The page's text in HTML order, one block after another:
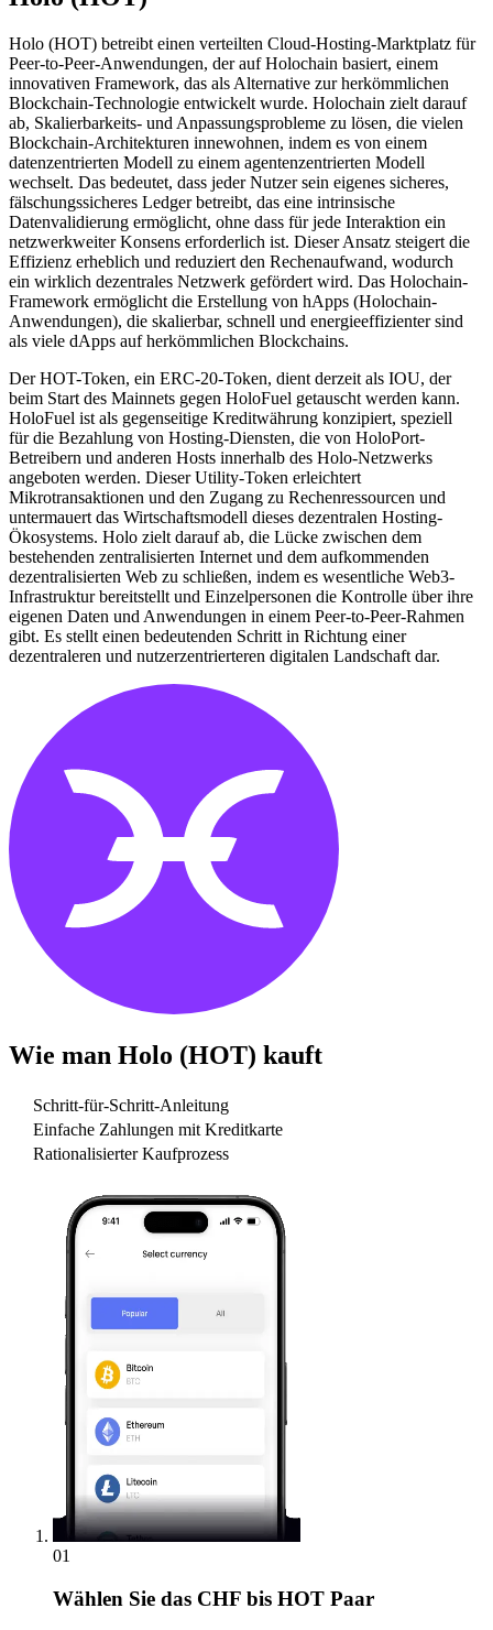
Holo (HOT) betreibt einen verteilten Cloud-Hosting-Marktplatz für
Peer-to-Peer-Anwendungen, der auf Holochain basiert, einem
innovativen Framework, das als Alternative zur herkömmlichen
Blockchain-Technologie entwickelt wurde. Holochain zielt darauf
ab, Skalierbarkeits- und Anpassungsprobleme zu lösen, die vielen
Blockchain-Architekturen innewohnen, indem es von einem
datenzentrierten Modell zu einem agentenzentrierten Modell
wechselt. Das bedeutet, dass jeder Nutzer sein eigenes sicheres,
fälschungssicheres Ledger betreibt, das eine intrinsische
Datenvalidierung ermöglicht, ohne dass für jede Interaktion ein
netzwerkweiter Konsens erforderlich ist. Dieser Ansatz steigert die
Effizienz erheblich und reduziert den Rechenaufwand, wodurch
ein wirklich dezentrales Netzwerk gefördert wird. Das Holochain-
Framework ermöglicht die Erstellung von hApps (Holochain-
Anwendungen), die skalierbar, schnell und energieeffizienter sind
als viele dApps auf herkömmlichen Blockchains.
Der HOT-Token, ein ERC-20-Token, dient derzeit als IOU, der
beim Start des Mainnets gegen HoloFuel getauscht werden kann.
HoloFuel ist als gegenseitige Kreditwährung konzipiert, speziell
für die Bezahlung von Hosting-Diensten, die von HoloPort-
Betreibern und anderen Hosts innerhalb des Holo-Netzwerks
angeboten werden. Dieser Utility-Token erleichtert
Mikrotransaktionen und den Zugang zu Rechenressourcen und
untermauert das Wirtschaftsmodell dieses dezentralen Hosting-
Ökosystems. Holo zielt darauf ab, die Lücke zwischen dem
bestehenden zentralisierten Internet und dem aufkommenden
dezentralisierten Web zu schließen, indem es wesentliche Web3-
Infrastruktur bereitstellt und Einzelpersonen die Kontrolle über ihre
eigenen Daten und Anwendungen in einem Peer-to-Peer-Rahmen
gibt. Es stellt einen bedeutenden Schritt in Richtung einer
dezentraleren und nutzerzentrierteren digitalen Landschaft dar.
Wie man Holo (HOT) kauft
Schritt-für-Schritt-Anleitung
Einfache Zahlungen mit Kreditkarte
Rationalisierter Kaufprozess
01
Wählen Sie das CHF bis HOT Paar